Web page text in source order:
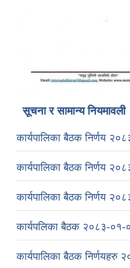
सूचना र सामान्य नियमावली
कार्यपालिका बैठक निर्णय
कार्यपालिका बैठक निर्णय
कार्यपालिका बैठक निर्णय
कार्यपलिका बैठक २०८३-०१-
कार्यपालिका बैठक निर्णयहरु